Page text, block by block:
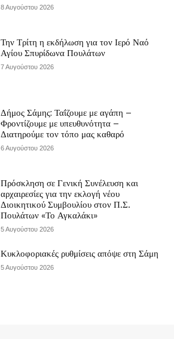
8 Αυγούστου 2026
Την Τρίτη η εκδήλωση για τον Ιερό Ναό
Αγίου Σπυρίδωνα Πουλάτων
7 Αυγούστου 2026
Δήμος Σάμης: Ταΐζουμε με αγάπη –
Φροντίζουμε με υπευθυνότητα –
Διατηρούμε τον τόπο μας καθαρό
6 Αυγούστου 2026
Πρόσκληση σε Γενική Συνέλευση και
αρχαιρεσίες για την εκλογή νέου
Διοικητικού Συμβουλίου στον Π.Σ.
Πουλάτων «Το Αγκαλάκι»
5 Αυγούστου 2026
Κυκλοφοριακές ρυθμίσεις απόψε στη Σάμη
5 Αυγούστου 2026